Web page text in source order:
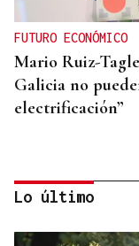
FUTURO ECONÓMICO
Mario Ruiz-
Galicia no
electrificación”
Lo último